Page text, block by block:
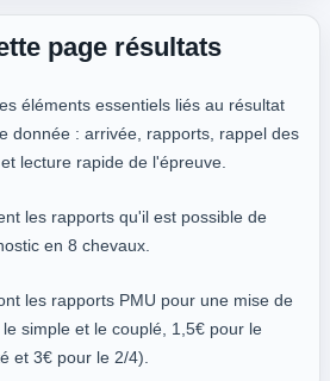
page résultats
éléments essentiels liés au résultat
donnée : arrivée, rapports, rappel des
lecture rapide de l'épreuve.
les rapports qu'il est possible de
en 8 chevaux.
les rapports PMU pour une mise de
simple et le couplé, 1,5€ pour le
et 3€ pour le 2/4).